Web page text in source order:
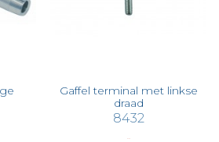
Gaffel terminal met linkse
draad
8432